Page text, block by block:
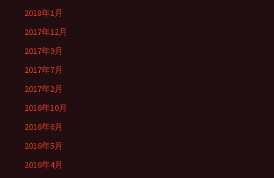
2018年1月
2017年12月
2017年9月
2017年7月
2017年2月
2016年10月
2016年6月
2016年5月
2016年4月